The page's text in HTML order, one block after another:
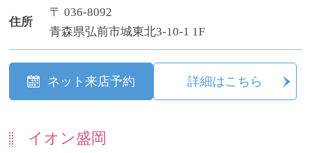
住所
〒 036-8092
青森県弘前市城東北3-10-1 1F
ネット来店予約 詳細はこちら
イオン盛岡